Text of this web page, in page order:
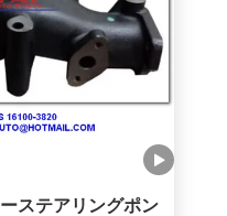
ステアリングポン